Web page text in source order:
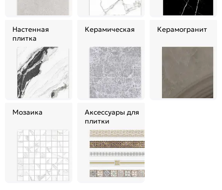
Настенная
плитка
Керамическая Керамогранит
Мозаика
Аксессуары для
плитки